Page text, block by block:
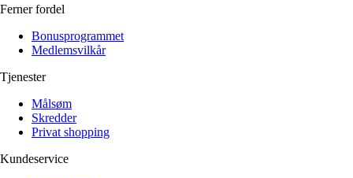
Ferner fordel
Bonusprogrammet
Medlemsvilkår
Tjenester
Målsøm
Skredder
Privat shopping
Kundeservice